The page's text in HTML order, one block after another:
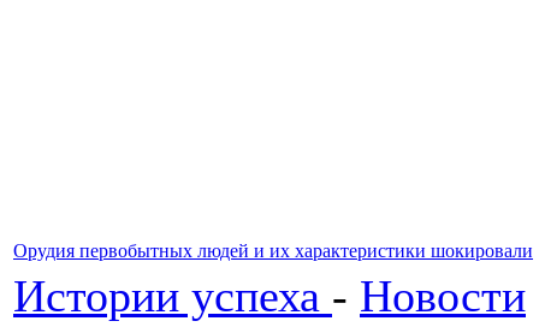
Орудия первобытных людей и их характеристики шокировали
Истории успеха - Новости